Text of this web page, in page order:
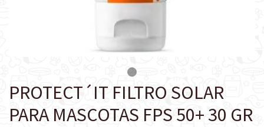
PROTECT´IT FILTRO SOLAR
PARA MASCOTAS FPS 50+ 30 GR